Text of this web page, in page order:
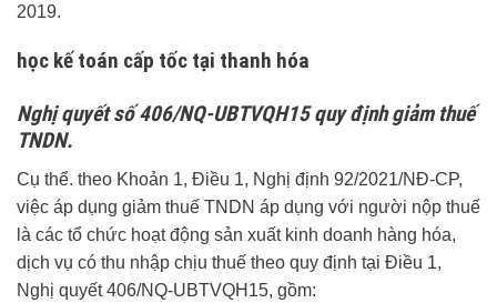
2019.
học kế toán cấp tốc tại thanh hóa
Nghị quyết số 406/NQ-UBTVQH15 quy định giảm thuế
TNDN.
Cụ thể. theo Khoản 1, Điều 1, Nghị định 92/2021/NĐ-CP,
việc áp dụng giảm thuế TNDN áp dụng với người nộp thuế
là các tổ chức hoạt động sản xuất kinh doanh hàng hóa,
dịch vụ có thu nhập chịu thuế theo quy định tại Điều 1,
Nghị quyết 406/NQ-UBTVQH15, gồm: